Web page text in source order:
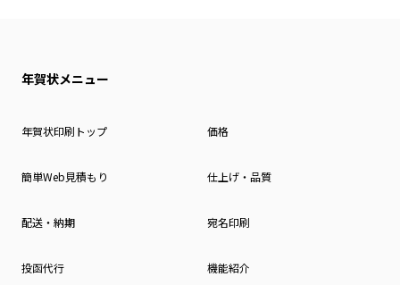
年賀状メニュー
年賀状印刷トップ 価格
簡単Web見積もり 仕上げ・品質
配送・納期 宛名印刷
投函代行 機能紹介